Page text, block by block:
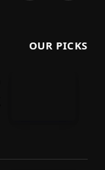
OUR PICKS